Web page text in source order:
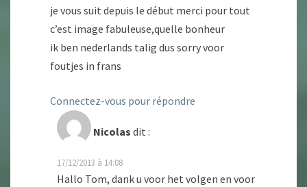
je vous suit depuis le début merci pour tout
c’est image fabuleuse,quelle bonheur
ik ben nederlands talig dus sorry voor
foutjes in frans
Connectez-vous pour répondre
Nicolas dit :
17/12/2013 à 14:08
Hallo Tom, dank u voor het volgen en voor